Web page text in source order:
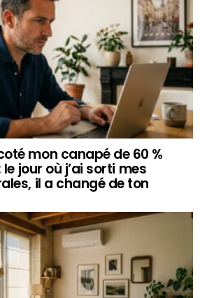
mon canapé de 60 %
jour où j’ai sorti mes
il a changé de ton